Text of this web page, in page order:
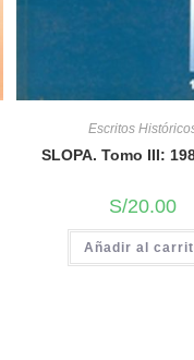
Escritos
SLOPA. Tomo III:
S/20.00
Añadir al